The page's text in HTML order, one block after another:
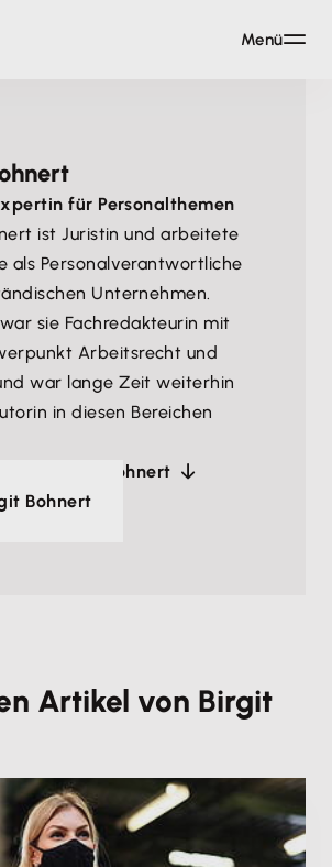
für Personalthemen
ist Juristin und arbeitete
als Personalverantwortliche
Unternehmen.
sie Fachredakteurin mit
Arbeitsrecht und
war lange Zeit weiterhin
in diesen Bereichen
von Birgit Bohnert
Bohnert
Artikel von Birgit
Menü